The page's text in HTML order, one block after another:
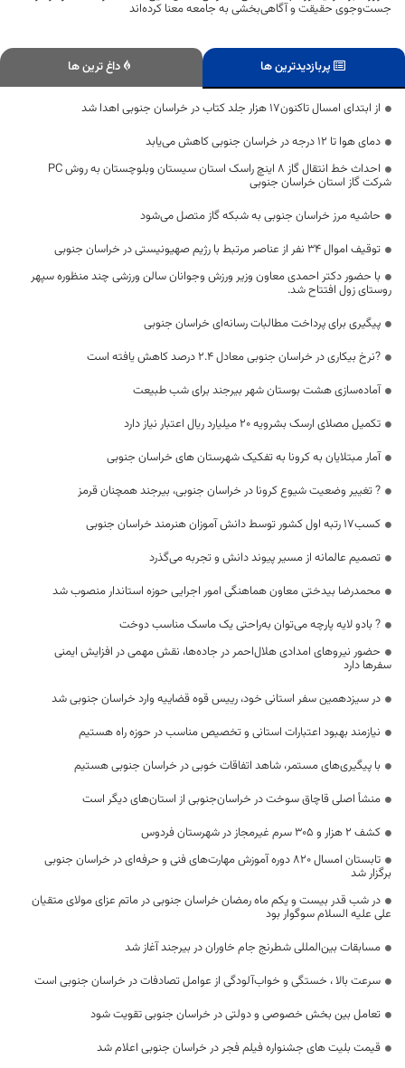
جست‌وجوی حقیقت و آگاهی‌بخشی به جامعه معنا کرده‌اند
پربازدیدترین ها داغ ترین ها
از ابتدای امسال تاکنون۱۷ هزار جلد کتاب در خراسان جنوبی اهدا شد
دمای هوا تا ۱۲ درجه در خراسان جنوبی کاهش می‌یابد
احداث خط انتقال گاز 8 اینچ راسک استان سیستان وبلوچستان به روش PC
شرکت گاز استان خراسان جنوبی
حاشیه مرز خراسان جنوبی به شبکه گاز متصل می‌‎شود
توقیف اموال ۳۴ نفر از عناصر مرتبط با رژیم صهیونیستی در خراسان جنوبی
با حضور دکتر احمدی معاون وزیر ورزش وجوانان سالن ورزشی چند منظوره سپهر
روستای زول افتتاح شد.
پیگیری برای پرداخت مطالبات رسانه‌ای خراسان جنوبی
?نرخ بیکاری در خراسان جنوبی معادل ۲.۴ درصد کاهش یافته است
آماده‌سازی هشت بوستان شهر بیرجند برای شب طبیعت
تکمیل مصلای ارسک بشرویه ۲۰ میلیارد ریال اعتبار نیاز دارد
آمار مبتلایان به کرونا به تفکیک شهرستان های خراسان جنوبی
? تغییر وضعیت شیوع کرونا در خراسان جنوبی، بیرجند همچنان قرمز
کسب۱۷ رتبه اول کشور توسط دانش آموزان هنرمند خراسان جنوبی
تصمیم عالمانه از مسیر پیوند دانش و تجربه می‌گذرد
محمدرضا بیدختی معاون هماهنگی امور اجرایی حوزه استاندار منصوب شد
? بادو لایه پارچه می‌توان به‌راحتی یک ماسک مناسب دوخت
حضور نیروهای امدادی هلال‌احمر در جاده‌ها، نقش مهمی در افزایش ایمنی
سفرها دارد
در سیزدهمین سفر استانی خود، رییس قوه قضاییه وارد خراسان جنوبی شد
نیازمند بهبود اعتبارات استانی و تخصیص مناسب در حوزه راه هستیم
با پیگیری‌های مستمر، شاهد اتفاقات خوبی در خراسان جنوبی هستیم
منشأ اصلی قاچاق سوخت در خراسان‌جنوبی از استان‌های دیگر است
کشف ۲ هزار و ۳۰۵ سرم غیرمجاز در شهرستان فردوس
تابستان امسال ۸۲۰ دوره آموزش مهارت‌های فنی و حرفه‌ای در خراسان جنوبی
برگزار شد
در شب قدر بیست و یکم ماه رمضان خراسان جنوبی در ماتم عزای مولای متقیان
علی علیه السلام سوگوار بود
مسابقات بین‌المللی شطرنج جام خاوران در بیرجند آغاز شد
سرعت بالا ، خستگی و خواب‌آلودگی از عوامل تصادفات در خراسان جنوبی است
تعامل بین بخش خصوصی و دولتی در خراسان جنوبی تقویت شود
قیمت بلیت های جشنواره فیلم فجر در خراسان جنوبی اعلام شد